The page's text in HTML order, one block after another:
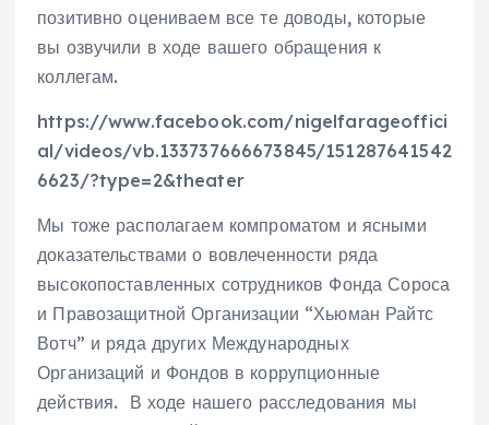
позитивно оцениваем все те доводы, которые
вы озвучили в ходе вашего обращения к
коллегам.
https://www.facebook.com/nigelfarageoffici
al/videos/vb.133737666673845/151287641542
6623/?type=2&theater
Мы тоже располагаем компроматом и ясными
доказательствами о вовлеченности ряда
высокопоставленных сотрудников Фонда Сороса
и Правозащитной Организации “Хьюман Райтс
Вотч” и ряда других Международных
Организаций и Фондов в коррупционные
действия. В ходе нашего расследования мы